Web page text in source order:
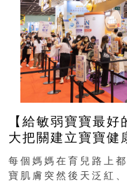
【給敏弱寶寶最
大把關建立寶寶健
每個媽媽在育兒路上
寶肌膚突然後天泛紅